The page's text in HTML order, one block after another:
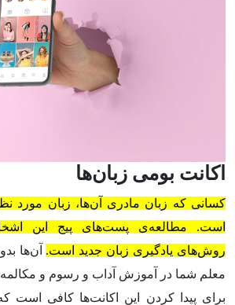
اکانت بومی زبان‌ها
کسانی که زبان مادری آن‌ها، زبان مورد
است. مطالعه‌ی پست‌های پیج این
روش‌های یادگیری زبان جدید است. آن‌ها
معلم شما در آموزش آداب و رسوم و مکالمه
برای پیدا کردن این اکانت‌ها کافی است